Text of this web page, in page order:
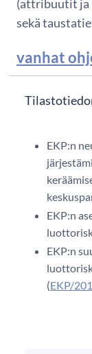
(attribuutit ja
sekä
vanhat
EKP:n
EKP:n
EKP:n
(EKP/